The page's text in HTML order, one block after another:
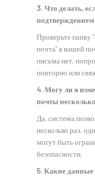
3. Что делать,
Проверьте папку
почта” в вашей
письма нет,
повторно или
4. Могу ли я
почты
Да, система
несколько раз,
могут быть
безопасности.
5. Какие данные